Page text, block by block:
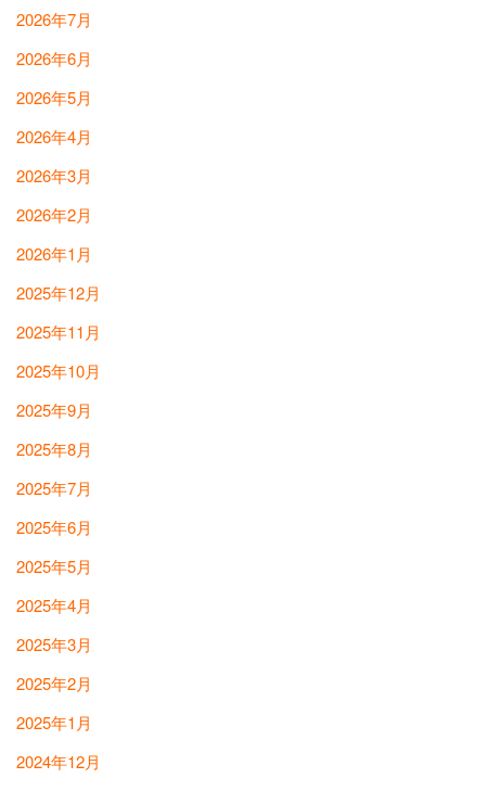
2026年7月
2026年6月
2026年5月
2026年4月
2026年3月
2026年2月
2026年1月
2025年12月
2025年11月
2025年10月
2025年9月
2025年8月
2025年7月
2025年6月
2025年5月
2025年4月
2025年3月
2025年2月
2025年1月
2024年12月